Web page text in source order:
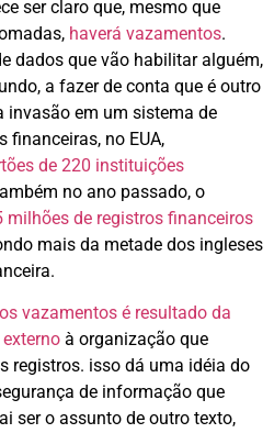
ser claro que, mesmo que
haverá vazamentos.
dados que vão habilitar alguém,
a fazer de conta que é outro
invasão em um sistema de
financeiras, no EUA,
de 220 instituições
no ano passado, o
milhões de registros financeiros
mais da metade dos ingleses
vazamentos é resultado da
à organização que
registros. isso dá uma idéia do
de informação que
ser o assunto de outro texto,